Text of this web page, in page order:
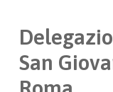
San